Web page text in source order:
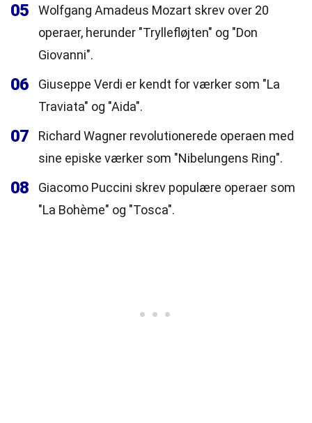
05
Wolfgang Amadeus Mozart skrev over 20
operaer, herunder "Tryllefløjten" og "Don
Giovanni".
06
Giuseppe Verdi er kendt for værker som "La
Traviata" og "Aida".
07
Richard Wagner revolutionerede operaen med
sine episke værker som "Nibelungens Ring".
08
Giacomo Puccini skrev populære operaer som
"La Bohème" og "Tosca".